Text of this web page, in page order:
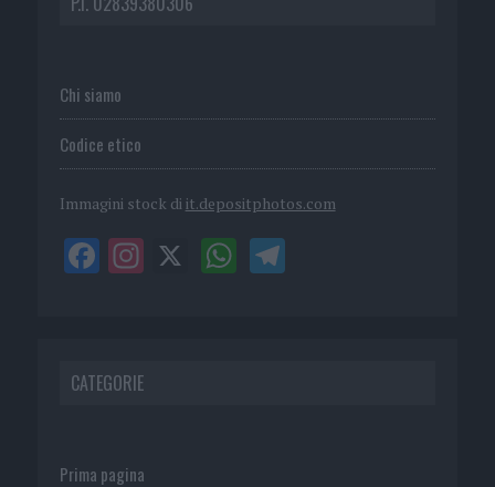
Chi siamo
Codice etico
Immagini stock di it.depositphotos.com
CATEGORIE
Prima pagina